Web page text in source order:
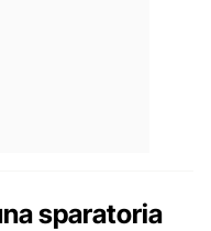
sparatoria